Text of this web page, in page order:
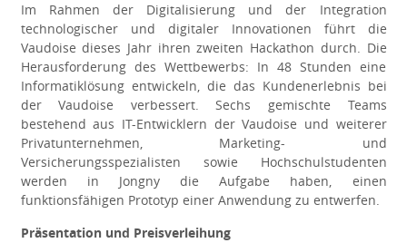
Im Rahmen der Digitalisierung und der Integration
technologischer und digitaler Innovationen führt die
Vaudoise dieses Jahr ihren zweiten Hackathon durch. Die
Herausforderung des Wettbewerbs: In 48 Stunden eine
Informatiklösung entwickeln, die das Kundenerlebnis bei
der Vaudoise verbessert. Sechs gemischte Teams
bestehend aus IT-Entwicklern der Vaudoise und weiterer
Privatunternehmen, Marketing- und
Versicherungsspezialisten sowie Hochschulstudenten
werden in Jongny die Aufgabe haben, einen
funktionsfähigen Prototyp einer Anwendung zu entwerfen.
Präsentation und Preisverleihung